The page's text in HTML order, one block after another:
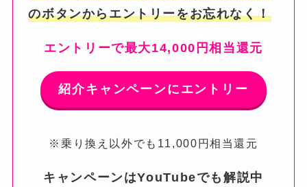
のボタンからエントリーをお忘れなく！
エントリーで最大14,000円相当還元
紹介キャンペーンにエントリー
※乗り換え以外でも11,000円相当還元
キャンペーンはYouTubeでも解説中